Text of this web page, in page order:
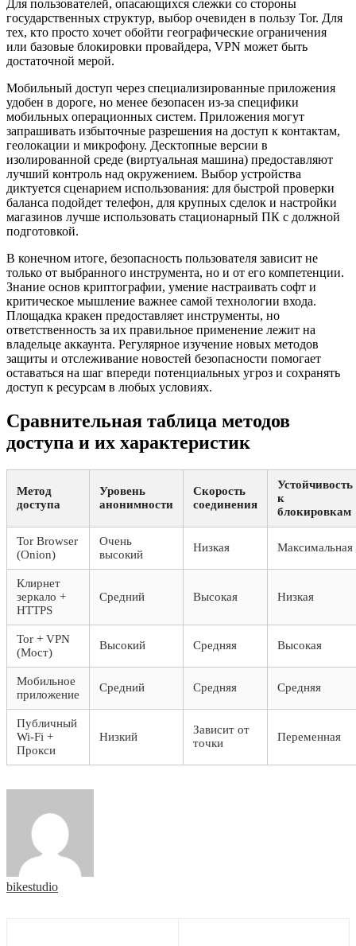
Для пользователей, опасающихся слежки со стороны
государственных структур, выбор очевиден в пользу Tor. Для
тех, кто просто хочет обойти географические ограничения
или базовые блокировки провайдера, VPN может быть
достаточной мерой.
Мобильный доступ через специализированные приложения
удобен в дороге, но менее безопасен из-за специфики
мобильных операционных систем. Приложения могут
запрашивать избыточные разрешения на доступ к контактам,
геолокации и микрофону. Десктопные версии в
изолированной среде (виртуальная машина) предоставляют
лучший контроль над окружением. Выбор устройства
диктуется сценарием использования: для быстрой проверки
баланса подойдет телефон, для крупных сделок и настройки
магазинов лучше использовать стационарный ПК с должной
подготовкой.
В конечном итоге, безопасность пользователя зависит не
только от выбранного инструмента, но и от его компетенции.
Знание основ криптографии, умение настраивать софт и
критическое мышление важнее самой технологии входа.
Площадка кракен предоставляет инструменты, но
ответственность за их правильное применение лежит на
владельце аккаунта. Регулярное изучение новых методов
защиты и отслеживание новостей безопасности помогает
оставаться на шаг впереди потенциальных угроз и сохранять
доступ к ресурсам в любых условиях.
Сравнительная таблица методов
доступа и их характеристик
Метод
доступа
Уровень
анонимности
Скорость
соединения
Устойчивость
к
блокировкам
Tor Browser
(Onion)
Очень
высокий
Низкая Максимальная
Клирнет
зеркало +
HTTPS
Средний Высокая Низкая
Tor + VPN
(Мост)
Высокий Средняя Высокая
Мобильное
приложение
Средний Средняя Средняя
Публичный
Wi-Fi +
Прокси
Низкий
Зависит от
точки
Переменная
bikestudio